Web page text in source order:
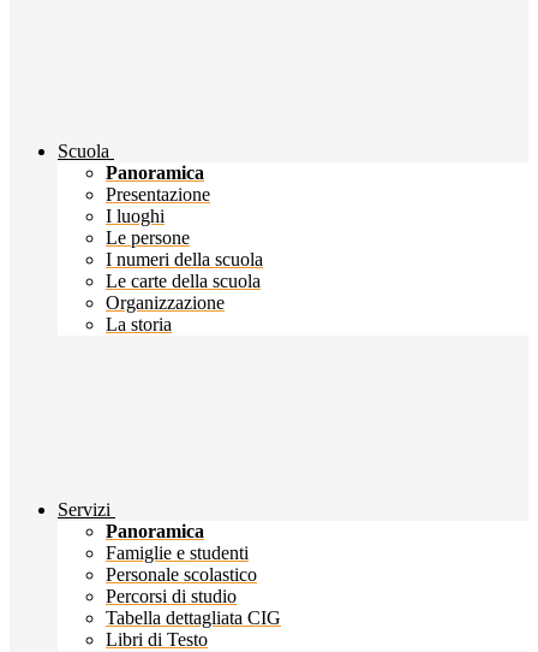
Scuola
Panoramica
Presentazione
I luoghi
Le persone
I numeri della scuola
Le carte della scuola
Organizzazione
La storia
Servizi
Panoramica
Famiglie e studenti
Personale scolastico
Percorsi di studio
Tabella dettagliata CIG
Libri di Testo